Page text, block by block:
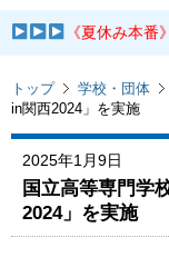
《夏休み本番
トップ 学校・団体
in関西2024」を実施
2025年1月9日
国立高等専門学
2024」を実施